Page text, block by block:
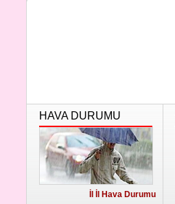
HAVA DURUMU
İl İl Hava Durumu